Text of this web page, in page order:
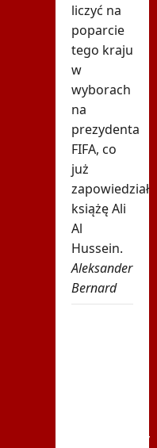
liczyć na
poparcie
tego kraju
w
wyborach
na
prezydenta
FIFA, co
już
zapowiedział
książę Ali
Al
Hussein.
Aleksander
Bernard
wstrzymany